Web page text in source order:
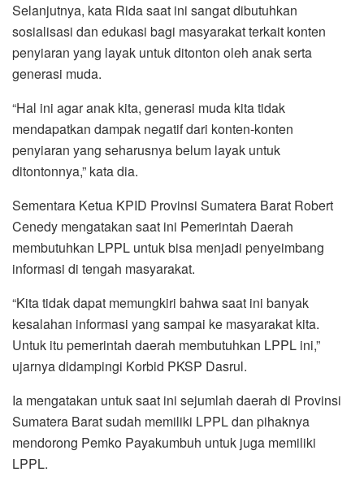
Selanjutnya, kata Rida saat ini sangat dibutuhkan
sosialisasi dan edukasi bagi masyarakat terkait konten
penyiaran yang layak untuk ditonton oleh anak serta
generasi muda.
“Hal ini agar anak kita, generasi muda kita tidak
mendapatkan dampak negatif dari konten-konten
penyiaran yang seharusnya belum layak untuk
ditontonnya,” kata dia.
Sementara Ketua KPID Provinsi Sumatera Barat Robert
Cenedy mengatakan saat ini Pemerintah Daerah
membutuhkan LPPL untuk bisa menjadi penyeimbang
informasi di tengah masyarakat.
“Kita tidak dapat memungkiri bahwa saat ini banyak
kesalahan informasi yang sampai ke masyarakat kita.
Untuk itu pemerintah daerah membutuhkan LPPL ini,”
ujarnya didampingi Korbid PKSP Dasrul.
Ia mengatakan untuk saat ini sejumlah daerah di Provinsi
Sumatera Barat sudah memiliki LPPL dan pihaknya
mendorong Pemko Payakumbuh untuk juga memiliki
LPPL.